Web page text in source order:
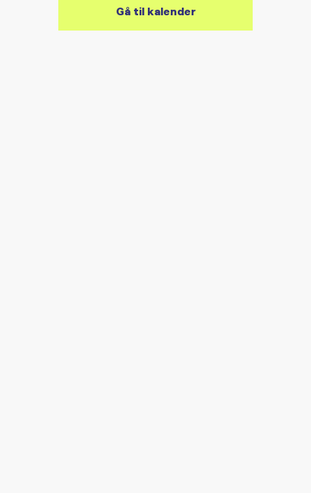
Gå til kalender